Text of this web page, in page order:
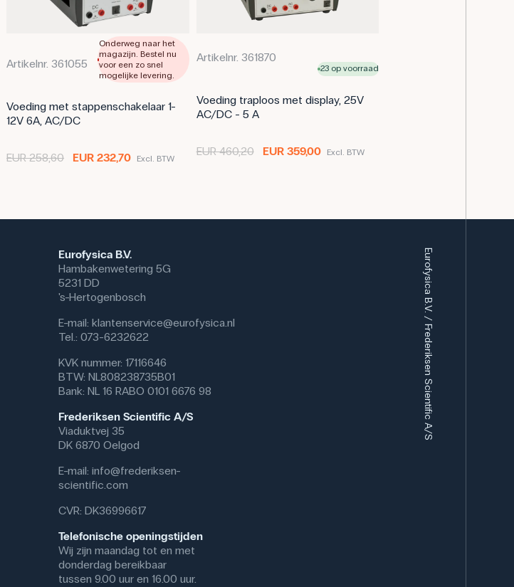
Artikelnr. 361055
Onderweg naar het
magazijn. Bestel nu
voor een zo snel
mogelijke levering.
Voeding met stappenschakelaar 1-
12V 6A, AC/DC
EUR 258,60 EUR 232,70 Excl. BTW
Artikelnr. 361870
23 op voorraad
Voeding traploos met display, 25V
AC/DC - 5 A
EUR 460,20 EUR 359,00 Excl. BTW
Eurofysica B.V.
Hambakenwetering 5G
5231 DD
's-Hertogenbosch
E-mail: klantenservice@eurofysica.nl
Tel.: 073-6232622
KVK nummer: 17116646
BTW: NL808238735B01
Bank: NL 16 RABO 0101 6676 98
Frederiksen Scientific A/S
Viaduktvej 35
DK 6870 Oelgod
E-mail: info@frederiksen-
scientific.com
CVR: DK36996617
Telefonische openingstijden
Wij zijn maandag tot en met
donderdag bereikbaar
tussen 9.00 uur en 16.00 uur.
Eurofysica B.V. / Frederiksen Scientific A/S